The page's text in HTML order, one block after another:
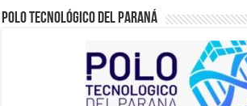
Polo Tecnológico del Paraná